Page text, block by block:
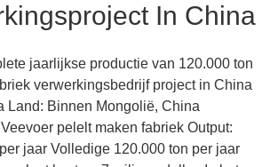
In China
jaarlijkse productie van 120.000 ton
verwerkingsbedrijf project in China
Land: Binnen Mongolië, China
pelelt maken fabriek Output:
jaar Volledige 120.000 ton per jaar